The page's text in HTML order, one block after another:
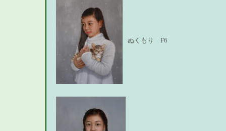
ぬくもり F6